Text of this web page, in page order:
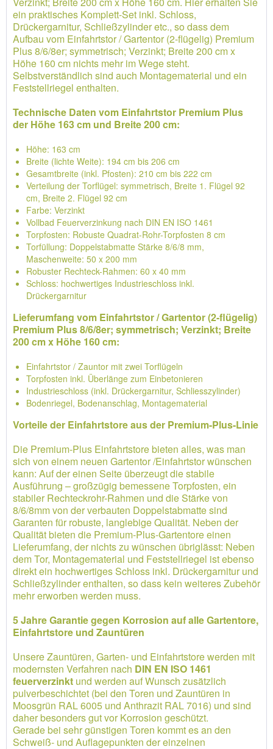
ein praktisches Komplett-Set inkl. Schloss,
Drückergarnitur, Schließzylinder etc., so dass dem
Aufbau vom Einfahrtstor / Gartentor (2-flügelig) Premium
Plus 8/6/8er; symmetrisch; Verzinkt; Breite 200 cm x
Höhe 160 cm nichts mehr im Wege steht.
Selbstverständlich sind auch Montagematerial und ein
Feststellriegel enthalten.
Technische Daten vom Einfahrtstor Premium Plus
der Höhe 163 cm und Breite 200 cm:
Höhe: 163 cm
Breite (lichte Weite): 194 cm bis 206 cm
Gesamtbreite (inkl. Pfosten): 210 cm bis 222 cm
Verteilung der Torflügel: symmetrisch, Breite 1. Flügel 92
cm, Breite 2. Flügel 92 cm
Farbe: Verzinkt
Vollbad Feuerverzinkung nach DIN EN ISO 1461
Torpfosten: Robuste Quadrat-Rohr-Torpfosten 8 cm
Torfüllung: Doppelstabmatte Stärke 8/6/8 mm,
Maschenweite: 50 x 200 mm
Robuster Rechteck-Rahmen: 60 x 40 mm
Schloss: hochwertiges Industrieschloss inkl.
Drückergarnitur
Lieferumfang vom Einfahrtstor / Gartentor (2-flügelig)
Premium Plus 8/6/8er; symmetrisch; Verzinkt; Breite
200 cm x Höhe 160 cm:
Einfahrtstor / Zauntor mit zwei Torflügeln
Torpfosten inkl. Überlänge zum Einbetonieren
Industrieschloss (inkl. Drückergarnitur, Schliesszylinder)
Bodenriegel, Bodenanschlag, Montagematerial
Vorteile der Einfahrtstore aus der Premium-Plus-Linie
Die Premium-Plus Einfahrtstore bieten alles, was man
sich von einem neuen Gartentor /Einfahrtstor wünschen
kann: Auf der einen Seite überzeugt die stabile
Ausführung – großzügig bemessene Torpfosten, ein
stabiler Rechteckrohr-Rahmen und die Stärke von
8/6/8mm von der verbauten Doppelstabmatte sind
Garanten für robuste, langlebige Qualität. Neben der
Qualität bieten die Premium-Plus-Gartentore einen
Lieferumfang, der nichts zu wünschen übriglässt: Neben
dem Tor, Montagematerial und Feststellriegel ist ebenso
direkt ein hochwertiges Schloss inkl. Drückergarnitur und
Schließzylinder enthalten, so dass kein weiteres Zubehör
mehr erworben werden muss.
5 Jahre Garantie gegen Korrosion auf alle Gartentore,
Einfahrtstore und Zauntüren
Unsere Zauntüren, Garten- und Einfahrtstore werden mit
modernsten Verfahren nach DIN EN ISO 1461
feuerverzinkt und werden auf Wunsch zusätzlich
pulverbeschichtet (bei den Toren und Zauntüren in
Moosgrün RAL 6005 und Anthrazit RAL 7016) und sind
daher besonders gut vor Korrosion geschützt.
Gerade bei sehr günstigen Toren kommt es an den
Schweiß- und Auflagepunkten der einzelnen